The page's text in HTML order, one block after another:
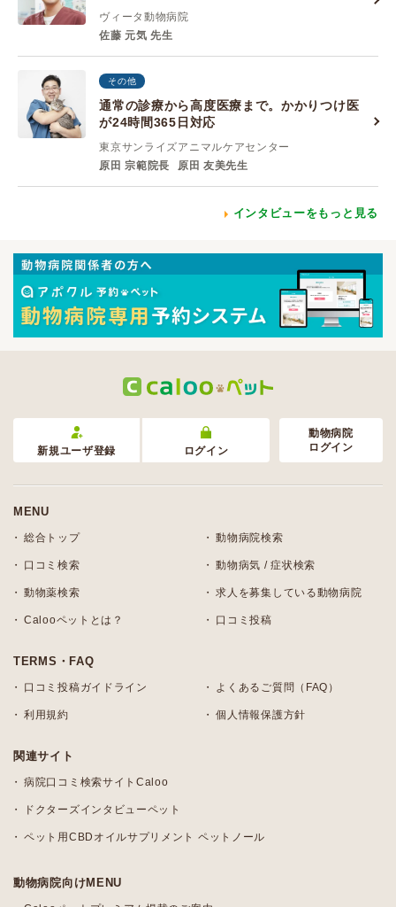
ヴィータ動物病院
佐藤 元気 先生
その他
通常の診療から高度医療まで。かかりつけ医
が24時間365日対応
東京サンライズアニマルケアセンター
原田 宗範院長
原田 友美先生
インタビューをもっと見る
新規ユーザ登録 ログイン
動物病院
ログイン
MENU
総合トップ 動物病院検索
口コミ検索 動物病気 / 症状検索
動物薬検索 求人を募集している動物病院
Calooペットとは？ 口コミ投稿
TERMS・FAQ
口コミ投稿ガイドライン よくあるご質問（FAQ）
利用規約 個人情報保護方針
関連サイト
病院口コミ検索サイトCaloo
ドクターズインタビューペット
ペット用CBDオイルサプリメント ペットノール
動物病院向けMENU